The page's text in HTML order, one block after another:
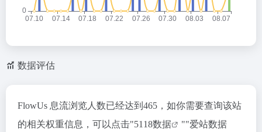
数据评估
FlowUs 息流浏览人数已经达到465，如你需要查询该站
的相关权重信息，可以点击"5118数据 ""爱站数据